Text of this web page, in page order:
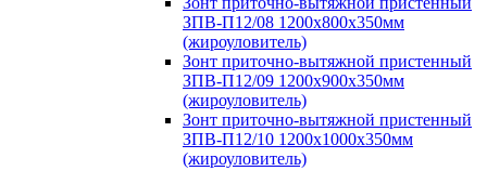
ЗПВ-П12/08 1200х800х350мм
(жироуловитель)
Зонт приточно-вытяжной пристенный
ЗПВ-П12/09 1200х900х350мм
(жироуловитель)
Зонт приточно-вытяжной пристенный
ЗПВ-П12/10 1200х1000х350мм
(жироуловитель)